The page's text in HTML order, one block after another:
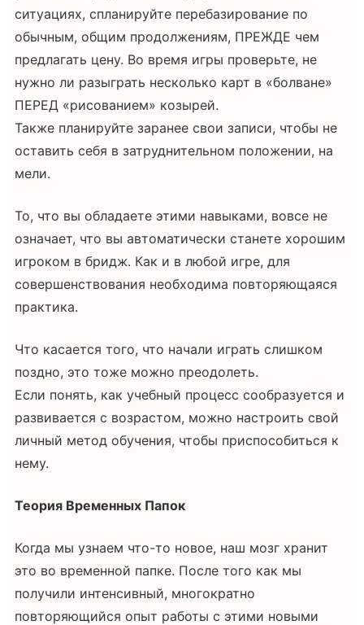
ситуациях, спланируйте перебазирование по
обычным, общим продолжениям, ПРЕЖДЕ чем
предлагать цену. Во время игры проверьте, не
нужно ли разыграть несколько карт в «болване»
ПЕРЕД «рисованием» козырей.
Также планируйте заранее свои записи, чтобы не
оставить себя в затруднительном положении, на
мели.
То, что вы обладаете этими навыками, вовсе не
означает, что вы автоматически станете хорошим
игроком в бридж. Как и в любой игре, для
совершенствования необходима повторяющаяся
практика.
Что касается того, что начали играть слишком
поздно, это тоже можно преодолеть.
Если понять, как учебный процесс сообразуется и
развивается с возрастом, можно настроить свой
личный метод обучения, чтобы приспособиться к
нему.
Теория Временных Папок
Когда мы узнаем что-то новое, наш мозг хранит
это во временной папке. После того как мы
получили интенсивный, многократно
повторяющийся опыт работы с этими новыми